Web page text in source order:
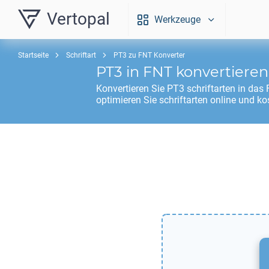
Vertopal Werkzeuge
Startseite Schriftart PT3 zu FNT Konverter
PT3 in FNT konvertieren
Konvertieren Sie PT3 schriftarten in das
optimieren Sie schriftarten online und